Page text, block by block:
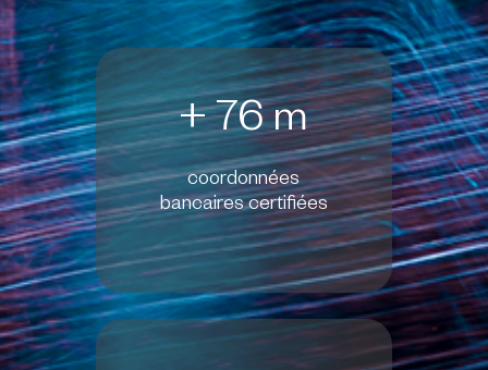
+ 76 m
coordonnées
bancaires certifiées